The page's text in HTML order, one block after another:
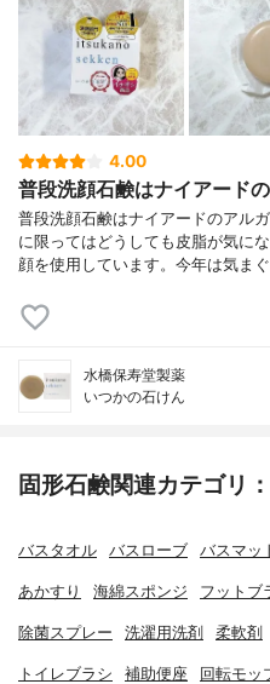
4.00
普段洗顔石鹸はナイアード
普段洗顔石鹸はナイアードのアル
に限ってはどうしても皮脂が気に
顔を使用しています。今年は気ま
水橋保寿堂製薬
いつかの石けん
固形石鹸関連カテゴリ
バスタオル バスローブ バスマッ
あかすり 海綿スポンジ フットブ
除菌スプレー 洗濯用洗剤 柔軟剤
トイレブラシ 補助便座 回転モッ